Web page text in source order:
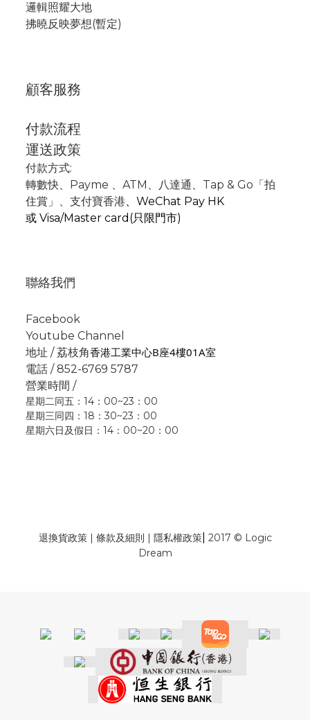
邏輯照耀大地
拂曉反映夢想(暫定)
顧客服務
付款流程
運送政策
付款方式:
轉數快、Payme 、 ATM 、
八達通、Tap & Go「拍
住賞」 、支付寶香港、 WeChat Pay HK
或 Visa/Master card(只限門市)
聯絡我們
Facebook
Youtube Channel
地址 / 荔枝角香港工業中心B座4樓01A室
電話 / 852-6769 5787
營業時間 /
星期二同五：14：00~23：00
星期三同四：18：30~23：00
星期六日及假日：14：00~20：00
退換貨政策| 條款及細則 | 隱私權政策| 2017 © Logic
Dream